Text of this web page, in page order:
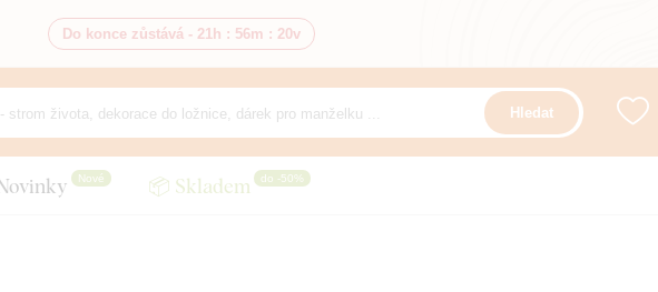
Do konce zůstává - 21h : 56m : 18v
Hledat
Nové 📦 Skladem do -50%